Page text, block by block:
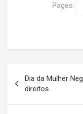
Pages:
de
artigos
Dia da Mulher
direitos